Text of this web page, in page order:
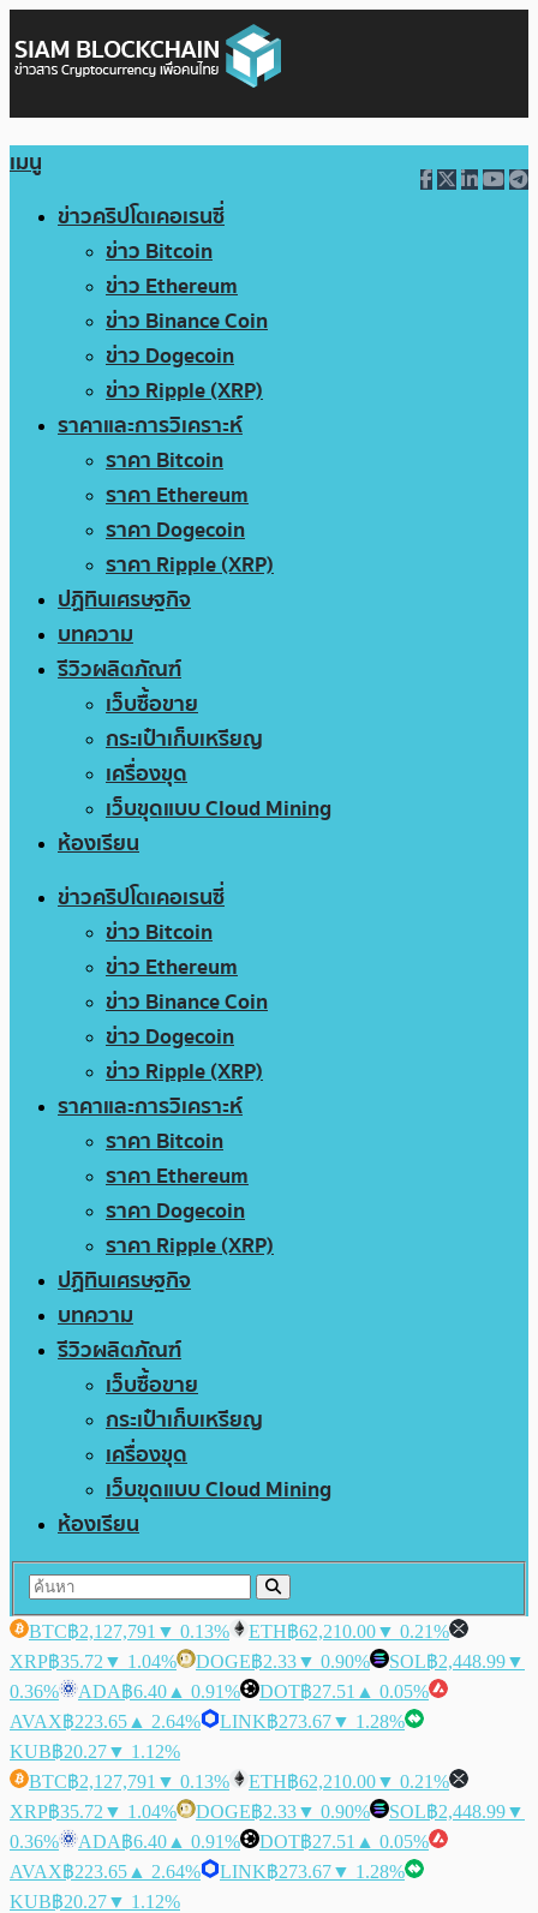
เมนู
ข่าวคริปโตเคอเรนซี่
ข่าว Bitcoin
ข่าว Ethereum
ข่าว Binance Coin
ข่าว Dogecoin
ข่าว Ripple (XRP)
ราคาและการวิเคราะห์
ราคา Bitcoin
ราคา Ethereum
ราคา Dogecoin
ราคา Ripple (XRP)
ปฏิทินเศรษฐกิจ
บทความ
รีวิวผลิตภัณฑ์
เว็บซื้อขาย
กระเป๋าเก็บเหรียญ
เครื่องขุด
เว็บขุดแบบ Cloud Mining
ห้องเรียน
ข่าวคริปโตเคอเรนซี่
ข่าว Bitcoin
ข่าว Ethereum
ข่าว Binance Coin
ข่าว Dogecoin
ข่าว Ripple (XRP)
ราคาและการวิเคราะห์
ราคา Bitcoin
ราคา Ethereum
ราคา Dogecoin
ราคา Ripple (XRP)
ปฏิทินเศรษฐกิจ
บทความ
รีวิวผลิตภัณฑ์
เว็บซื้อขาย
กระเป๋าเก็บเหรียญ
เครื่องขุด
เว็บขุดแบบ Cloud Mining
ห้องเรียน
BTC฿2,127,791 ▼ 0.13% ETH฿62,210.00▼ 0.21%
XRP฿35.72 ▼ 1.04% DOGE฿2.33▼ 0.90% SOL฿2,448.99▼
0.36%
ADA฿6.40 ▲ 0.91% DOT฿27.51 ▲ 0.05%
AVAX฿223.65 ▲ 2.64% LINK฿273.67▼ 1.28%
KUB฿20.27▼ 1.12%
BTC฿2,127,791 ▼ 0.13% ETH฿62,210.00▼ 0.21%
XRP฿35.72 ▼ 1.04% DOGE฿2.33▼ 0.90% SOL฿2,448.99▼
0.36%
ADA฿6.40 ▲ 0.91% DOT฿27.51 ▲ 0.05%
AVAX฿223.65 ▲ 2.64% LINK฿273.67▼ 1.28%
KUB฿20.27▼ 1.12%